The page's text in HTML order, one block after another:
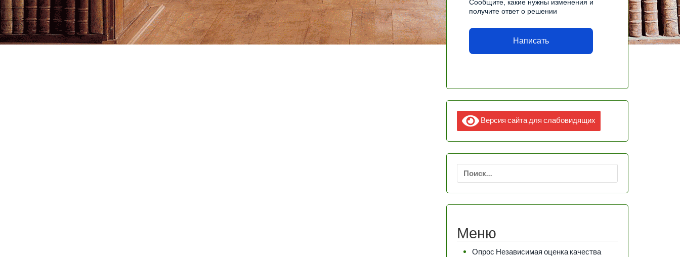
Сообщите, какие нужны изменения и
получите ответ о решении
Написать
Версия сайта для слабовидящих
Найти:
Меню
Опрос Независимая оценка качества